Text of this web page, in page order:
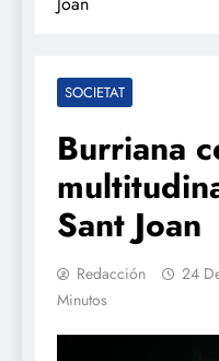
SOCIETAT
Burriana
Sant Joan
Redacción 24
Minutos